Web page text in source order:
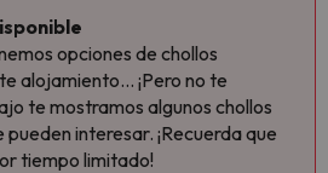
opciones de chollos
alojamiento... ¡Pero no te
te mostramos algunos chollos
interesar. ¡Recuerda que
tiempo limitado!